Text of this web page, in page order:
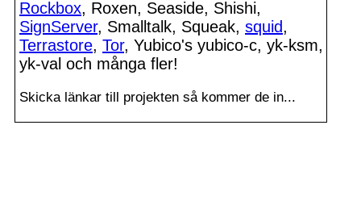
Rockbox, Roxen, Seaside, Shishi,
SignServer, Smalltalk, Squeak, squid,
Terrastore, Tor, Yubico's yubico-c, yk-ksm,
yk-val och många fler!
Skicka länkar till projekten så kommer de in...